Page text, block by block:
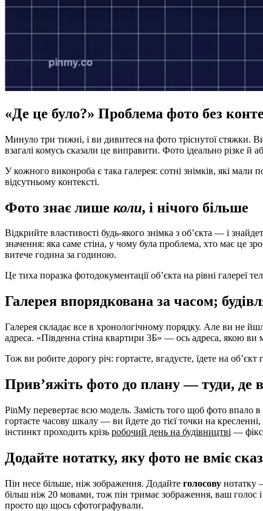
«Де це було?» Проблема фото без
Минуло три тижні, і ви дивитеся на фото тріснутої стяжки.
взагалі комусь сказали це виправити. Фото ідеально різке
У кожного виконроба є така галерея: сотні знімків, які
відсутньому контексті.
Фото знає лише коли, і нічого більше
Відкрийте властивості будь-якого знімка з об’єкта — і
значення: яка саме стіна, у чому була проблема, хто має це
витече година за годиною.
Це тиха поразка фотодокументації об’єкта на рівні
Галерея впорядкована за часом;
Галерея складає все в хронологічному порядку. Але ви не
адреса. «Південна стіна квартири 3Б» — ось адреса, якою ви
Тож ви робите дорогу річ: гортаєте, вгадуєте, їдете на
Прив’яжіть фото до плану — туди, де
PinMy перевертає всю модель. Замість того щоб фото впало
гортаєте часову шкалу — ви йдете до тієї точки на
інстинкт проходить крізь робочий день на будівництві —
Додайте нотатку, яку фото не вміє
Пін несе більше, ніж зображення. Додайте голосову нотатку
більш ніж 20 мовами, тож пін тримає зображення, ваш голос
просто що щось сфотографували.